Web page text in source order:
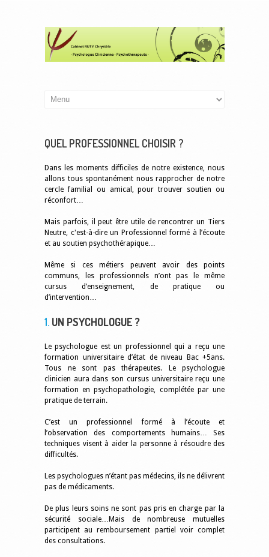
QUEL PROFESSIONNEL CHOISIR ?
Dans les moments difficiles de notre existence, nous
allons tous spontanément nous rapprocher de notre
cercle familial ou amical, pour trouver soutien ou
réconfort…
Mais parfois, il peut être utile de rencontrer un Tiers
Neutre, c'est-à-dire un Professionnel formé à l’écoute
et au soutien psychothérapique…
Même si ces métiers peuvent avoir des points
communs, les professionnels n’ont pas le même
cursus d’enseignement, de pratique ou
d’intervention…
1. UN PSYCHOLOGUE ?
Le psychologue est un professionnel qui a reçu une
formation universitaire d’état de niveau Bac +5ans.
Tous ne sont pas thérapeutes. Le psychologue
clinicien aura dans son cursus universitaire reçu une
formation en psychopathologie, complétée par une
pratique de terrain.
C’est un professionnel formé à l’écoute et
l’observation des comportements humains… Ses
techniques visent à aider la personne à résoudre des
difficultés.
Les psychologues n’étant pas médecins, ils ne délivrent
pas de médicaments.
De plus leurs soins ne sont pas pris en charge par la
sécurité sociale…Mais de nombreuse mutuelles
participent au remboursement partiel voir complet
des consultations.